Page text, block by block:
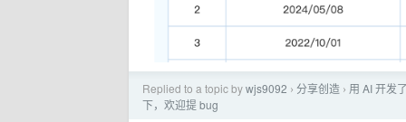
Replied to a topic bywjs9092 › 分享创造 › 用 AI 开发
下，欢迎提 bug